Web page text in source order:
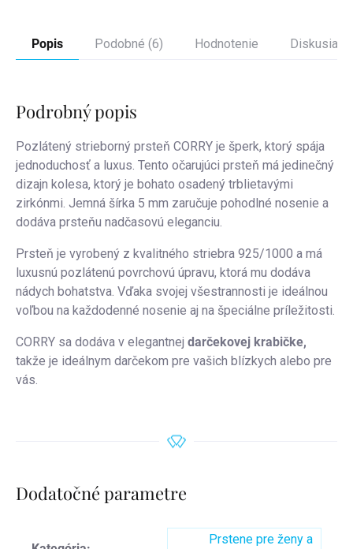
Popis Podobné (6) Hodnotenie Diskusia
Podrobný popis
Pozlátený strieborný prsteň CORRY je šperk, ktorý spája
jednoduchosť a luxus. Tento očarujúci prsteň má jedinečný
dizajn kolesa, ktorý je bohato osadený trblietavými
zirkónmi. Jemná šírka 5 mm zaručuje pohodlné nosenie a
dodáva prsteňu nadčasovú eleganciu.
Prsteň je vyrobený z kvalitného striebra 925/1000 a má
luxusnú pozlátenú povrchovú úpravu, ktorá mu dodáva
nádych bohatstva. Vďaka svojej všestrannosti je ideálnou
voľbou na každodenné nosenie aj na špeciálne príležitosti.
CORRY sa dodáva v elegantnej darčekovej krabičke,
takže je ideálnym darčekom pre vašich blízkych alebo pre
vás.
Dodatočné parametre
Prstene pre ženy a